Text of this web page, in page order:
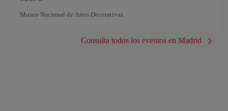
Museo Nacional de Artes Decorativas
Consulta todos los eventos en Madrid